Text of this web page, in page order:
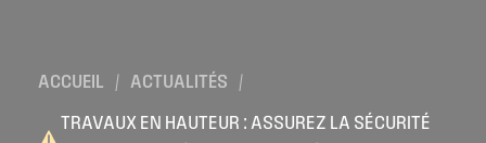
ACCUEIL / ACTUALITÉS
/
TRAVAUX EN HAUTEUR : ASSUREZ LA SÉCURITÉ